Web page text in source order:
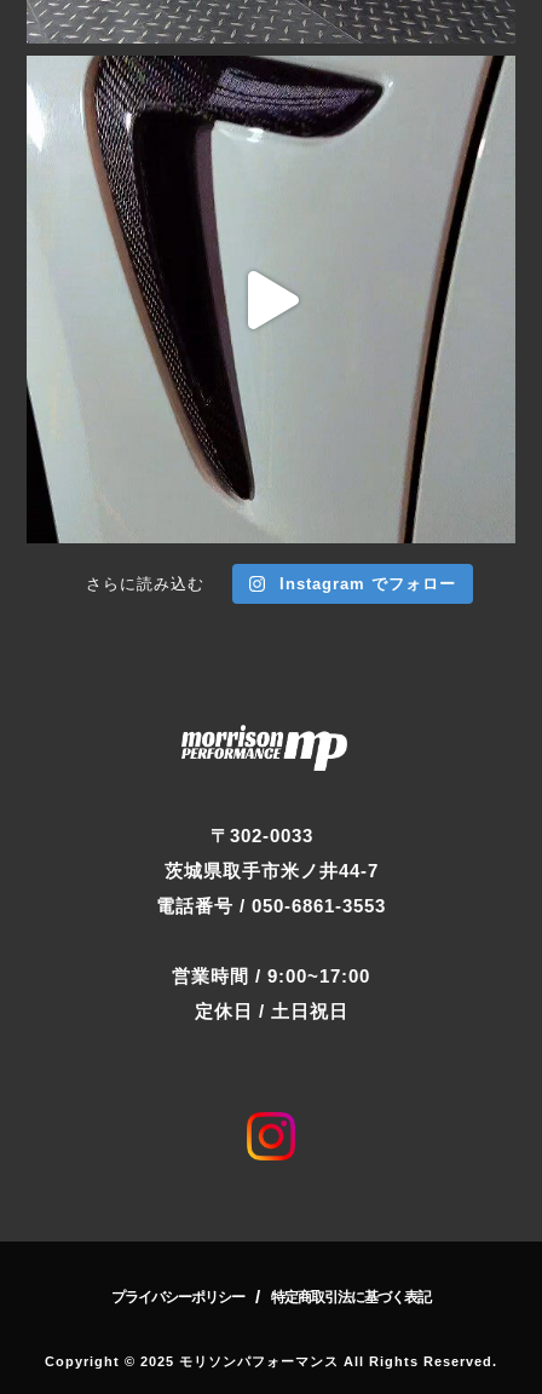
〒302-0033
茨城県取手市米ノ井44-7
電話番号 / 050-6861-3553
営業時間 / 9:00~17:00
定休日 / 土日祝日
さらに読み込む Instagram でフォロー
プライバシーポリシー / 特定商取引法に基づく表記
Copyright © 2025 モリソンパフォーマンス All Rights Reserved.